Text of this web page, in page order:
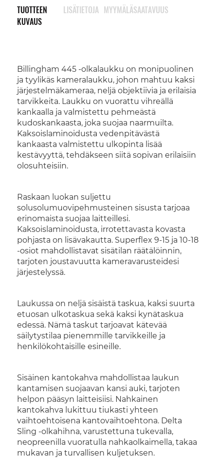
TUOTTEEN
KUVAUS
Billingham 445 -olkalaukku on monipuolinen
ja tyylikäs kameralaukku, johon mahtuu kaksi
järjestelmäkameraa, neljä objektiivia ja erilaisia
tarvikkeita. Laukku on vuorattu vihreällä
kankaalla ja valmistettu pehmeästä
kudoskankaasta, joka suojaa naarmuilta.
Kaksoislaminoidusta vedenpitävästä
kankaasta valmistettu ulkopinta lisää
kestävyyttä, tehdäkseen siitä sopivan erilaisiin
olosuhteisiin.
Raskaan luokan suljettu
solusolumuovipehmusteinen sisusta tarjoaa
erinomaista suojaa laitteillesi.
Kaksoislaminoidusta, irrotettavasta kovasta
pohjasta on lisävakautta. Superflex 9-15 ja 10-18
-osiot mahdollistavat sisätilan räätälöinnin,
tarjoten joustavuutta kameravarusteidesi
järjestelyssä.
Laukussa on neljä sisäistä taskua, kaksi suurta
etuosan ulkotaskua sekä kaksi kynätaskua
edessä. Nämä taskut tarjoavat kätevää
säilytystilaa pienemmille tarvikkeille ja
henkilökohtaisille esineille.
Sisäinen kantokahva mahdollistaa laukun
kantamisen suojaavan kansi auki, tarjoten
helpon pääsyn laitteisiisi. Nahkainen
kantokahva lukittuu tiukasti yhteen
vaihtoehtoisena kantovaihtoehtona. Delta
Sling -olkahihna, varustettuna tukevalla,
neopreenilla vuoratulla nahkaolkaimella, takaa
mukavan ja turvallisen kuljetuksen.
LISÄTIETOJA MYYMÄLÄSAATAVUUS